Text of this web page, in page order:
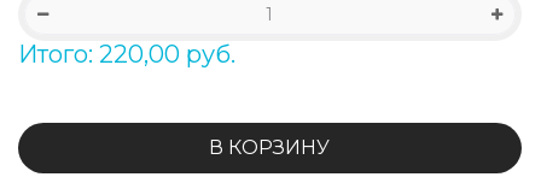
Итого: 220,00 руб.
В КОРЗИНУ